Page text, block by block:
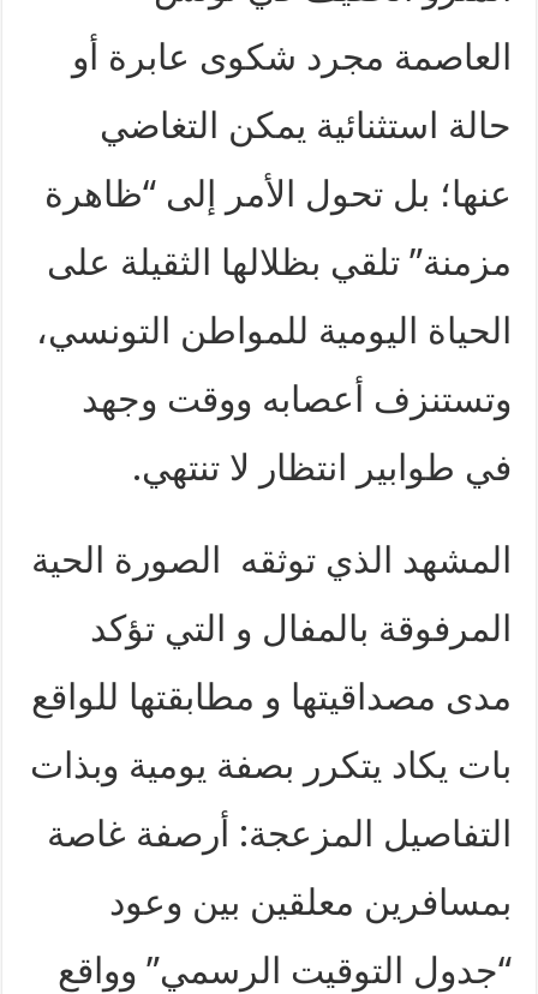
العاصمة مجرد شكوى عابرة أو
حالة استثنائية يمكن التغاضي
عنها؛ بل تحول الأمر إلى “ظاهرة
مزمنة” تلقي بظلالها الثقيلة على
الحياة اليومية للمواطن التونسي،
وتستنزف أعصابه ووقت وجهد
في طوابير انتظار لا تنتهي.
المشهد الذي توثقه الصورة الحية
المرفوقة بالمفال و التي تؤكد
مدى مصداقيتها و مطابقتها للواقع
بات يكاد يتكرر بصفة يومية وبذات
التفاصيل المزعجة: أرصفة غاصة
بمسافرين معلقين بين وعود
“جدول التوقيت الرسمي” وواقع